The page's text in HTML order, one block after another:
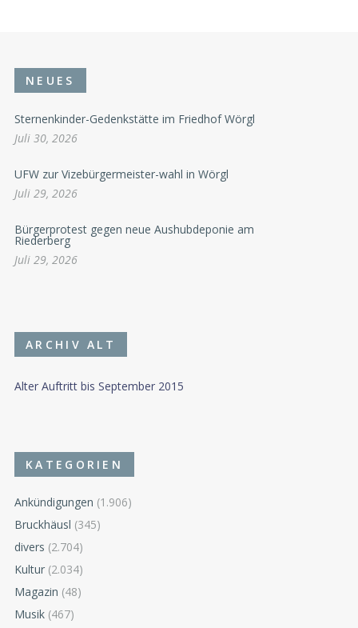
NEUES
Sternenkinder-Gedenkstätte im Friedhof Wörgl
Juli 30, 2026
UFW zur Vizebürgermeister-wahl in Wörgl
Juli 29, 2026
Bürgerprotest gegen neue Aushubdeponie am
Riederberg
Juli 29, 2026
ARCHIV ALT
Alter Auftritt bis September 2015
KATEGORIEN
Ankündigungen (1.906)
Bruckhäusl (345)
divers (2.704)
Kultur (2.034)
Magazin (48)
Musik (467)